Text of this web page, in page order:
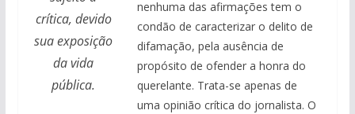
crítica, devido
sua exposição
da vida
pública.
nenhuma das afirmações tem o
condão de caracterizar o delito de
difamação, pela ausência de
propósito de ofender a honra do
querelante. Trata-se apenas de
uma opinião crítica do jornalista. O